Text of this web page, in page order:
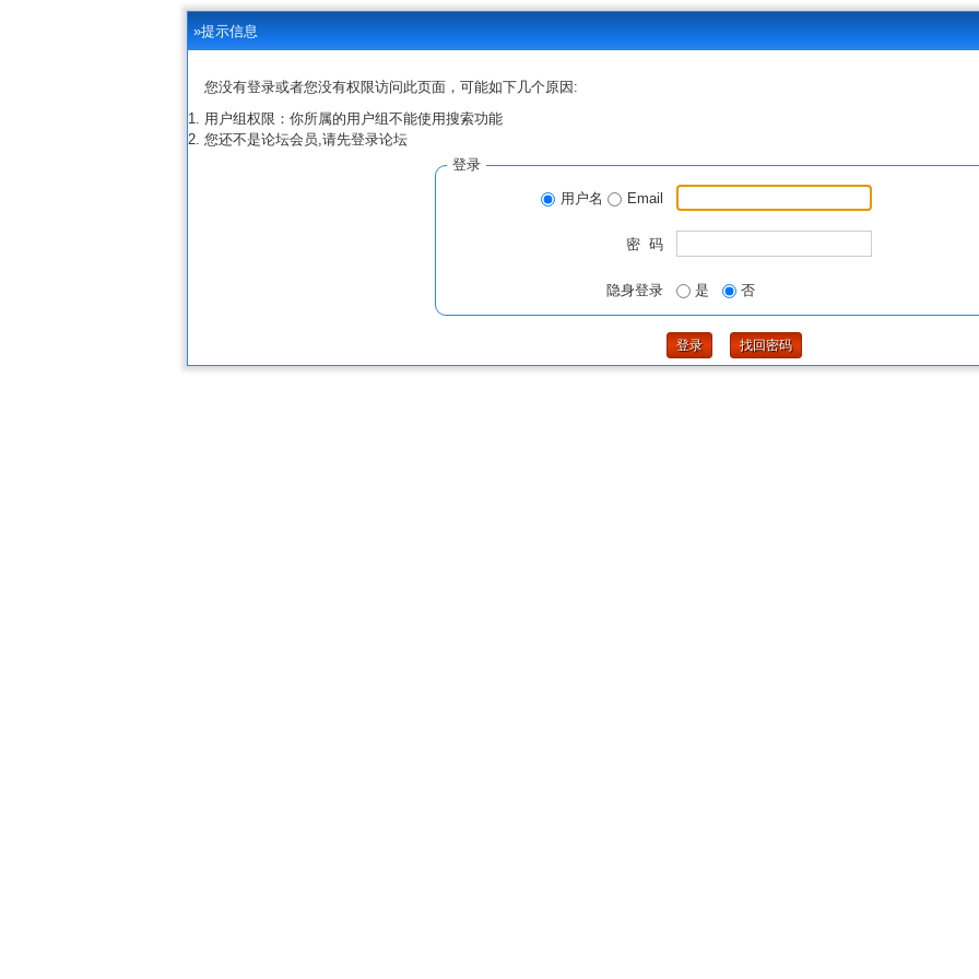
»提示信息
您没有登录或者您没有权限访问此页面，可能如下几个原因:
用户组权限：你所属的用户组不能使用搜索功能
您还不是论坛会员,请先登录论坛
登录
用户名 Email
密 码
隐身登录 是 否